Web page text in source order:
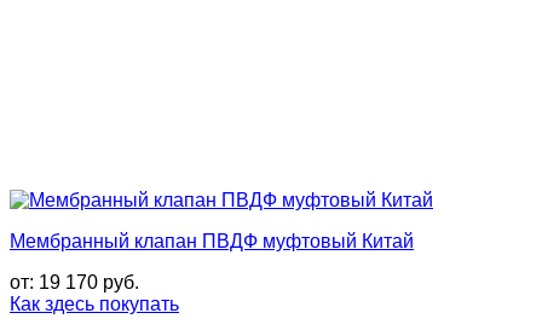
Мембранный клапан ПВДФ муфтовый Китай
от: 19 170 руб.
Как здесь покупать